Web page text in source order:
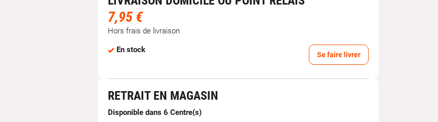
7,95 €
Hors frais de livraison
En stock
Se faire livrer
RETRAIT EN MAGASIN
Disponible dans 6 Centre(s)